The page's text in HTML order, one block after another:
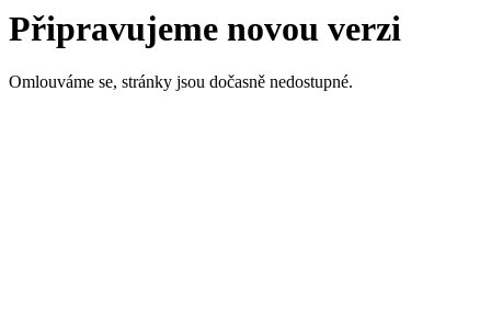
Připravujeme novou verzi
Omlouváme se, stránky jsou dočasně nedostupné.